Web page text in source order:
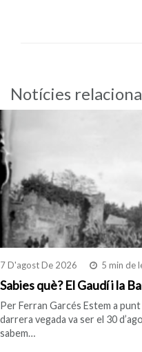
Notícies
7 D'agost De 2026 5 min de
Sabies què? El Gaudí i la
Per Ferran Garcés Estem a
darrera vegada va ser el 30
sabem…